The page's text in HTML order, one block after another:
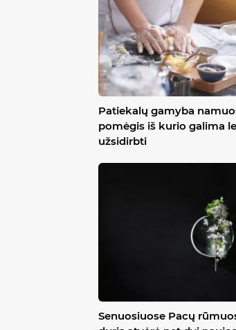
Patiekalų gamyba
pomėgis iš kurio galima
užsidirbti
Senuosiuose Pacų